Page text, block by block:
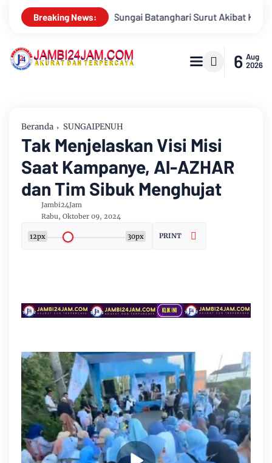
Breaking News:
Akibat Kemarau, Pasokan Air Bersih Tirta Mayang Jambi
6 Aug
2026
Beranda SUNGAIPENUH
Tak Menjelaskan Visi Misi
Saat Kampanye, Al-AZHAR
dan Tim Sibuk Menghujat
Jambi24Jam
Rabu, Oktober 09, 2024
12px 30px PRINT